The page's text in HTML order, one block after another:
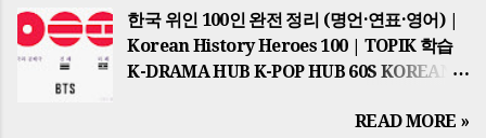
한국 위인 100인 완전 정리 (명언·연표·영어) |
Korean History Heroes 100 | TOPIK 학습
K-DRAMA HUB K-POP HUB 60S KOREAN
HISTORICAL JOB & NEWS PSA KOREAN
READ MORE »